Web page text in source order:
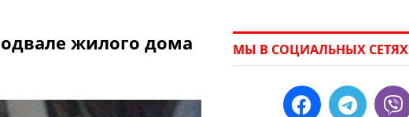
жилого дома МЫ В СОЦИАЛЬНЫХ СЕТЯХ